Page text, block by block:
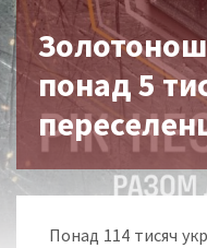
понад 5
Понад 114 тисяч